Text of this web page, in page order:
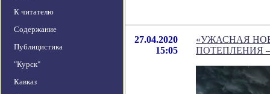
К читателю
Содержание
Публицистика
"Курск"
Кавказ
27.04.2020
15:05
«УЖАСНАЯ
ПОТЕПЛЕНИЯ